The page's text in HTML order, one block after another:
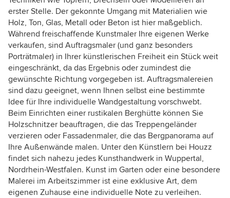
erster Stelle. Der gekonnte Umgang mit Materialien wie
Holz, Ton, Glas, Metall oder Beton ist hier maßgeblich.
Während freischaffende Kunstmaler Ihre eigenen Werke
verkaufen, sind Auftragsmaler (und ganz besonders
Porträtmaler) in Ihrer künstlerischen Freiheit ein Stück weit
eingeschränkt, da das Ergebnis oder zumindest die
gewünschte Richtung vorgegeben ist. Auftragsmalereien
sind dazu geeignet, wenn Ihnen selbst eine bestimmte
Idee für Ihre individuelle Wandgestaltung vorschwebt.
Beim Einrichten einer rustikalen Berghütte können Sie
Holzschnitzer beauftragen, die das Treppengeländer
verzieren oder Fassadenmaler, die das Bergpanorama auf
Ihre Außenwände malen. Unter den Künstlern bei Houzz
findet sich nahezu jedes Kunsthandwerk in Wuppertal,
Nordrhein-Westfalen. Kunst im Garten oder eine besondere
Malerei im Arbeitszimmer ist eine exklusive Art, dem
eigenen Zuhause eine individuelle Note zu verleihen.